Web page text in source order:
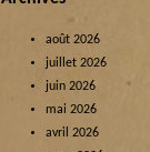
août 2026
juillet 2026
juin 2026
mai 2026
avril 2026